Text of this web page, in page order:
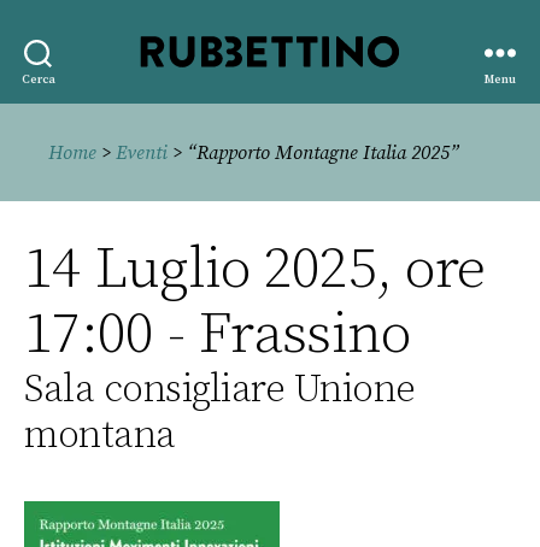
Cerca
editore
Menu
Home > Eventi > “Rapporto Montagne Italia 2025”
14 Luglio 2025, ore
17:00 - Frassino
Sala consigliare Unione
montana